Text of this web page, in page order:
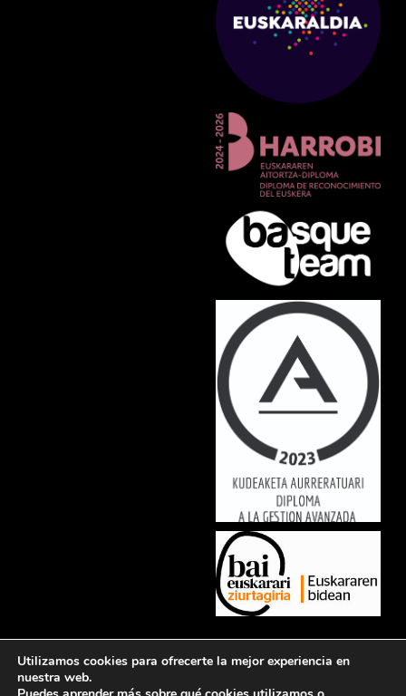
luctus nec ullamcorper mattis, pulvinar dapibus leo.
Utilizamos cookies para ofrecerte la mejor experiencia en
nuestra web.